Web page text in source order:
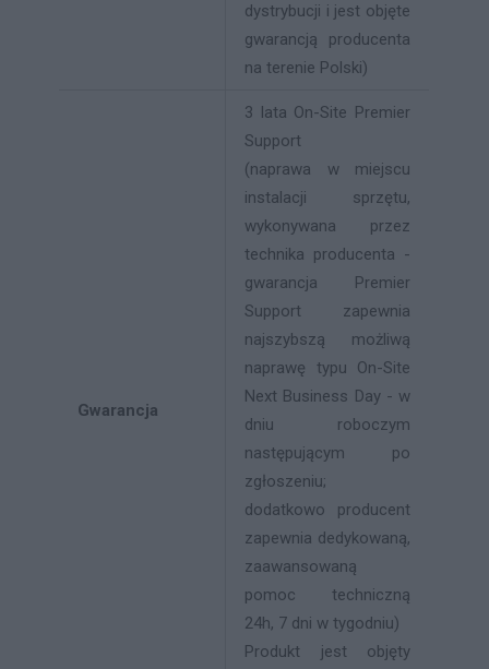
dystrybucji i jest objęte
gwarancją producenta
na terenie Polski)
Gwarancja
3 lata On-Site Premier
Support
(naprawa w miejscu
instalacji sprzętu,
wykonywana przez
technika producenta -
gwarancja Premier
Support zapewnia
najszybszą możliwą
naprawę typu On-Site
Next Business Day - w
dniu roboczym
następującym po
zgłoszeniu;
dodatkowo producent
zapewnia dedykowaną,
zaawansowaną
pomoc techniczną
24h, 7 dni w tygodniu)
Produkt jest objęty